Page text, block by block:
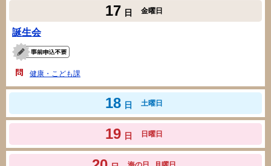
17 日 金曜日
誕生会
健康・こども課
18 日 土曜日
19 日 日曜日